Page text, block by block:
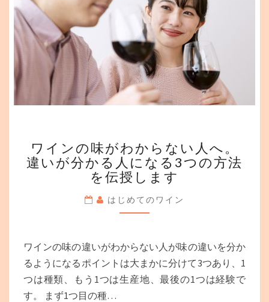
紹
介
し
ま
す
イ
ン
の
味
が
わ
ら
な
い
人
ワインの味がわからない人へ。
違いが分かる人になる3つの方法
を伝授します
はじめてのワイン
ワインの味の違いがわからない人が味の違いを分か
るようになるポイントは大まかに分けて3つあり、1
つは種類、もう1つは生産地、最後の1つは経験で
す。 まず1つ目の種…